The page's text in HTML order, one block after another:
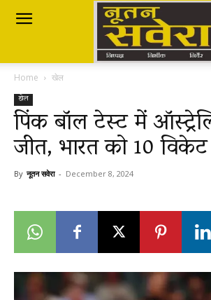
Nutan
Savera
नूतन
Home खेल
खेल
पिंक बॉल टेस्ट में
जीत, भारत को 10
By नूतन सवेरा - December 8, 2024